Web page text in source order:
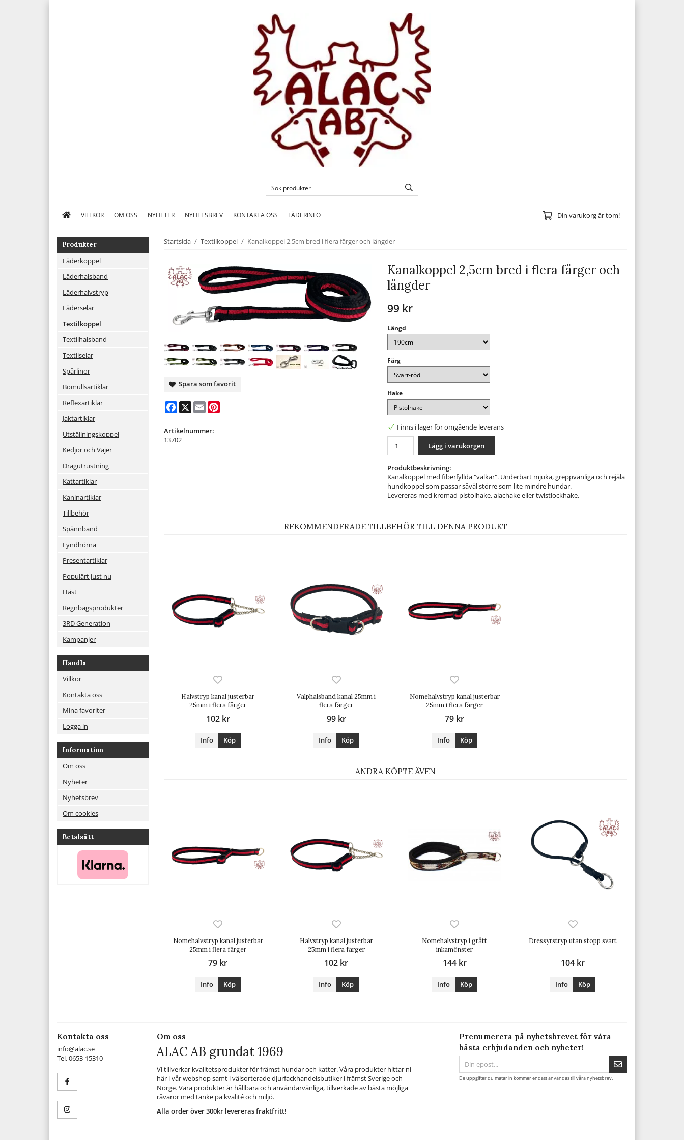
VILLKOR OM OSS NYHETER NYHETSBREV KONTAKTA OSS LÄDERINFO Din varukorg är tom!
Produkter
Läderkoppel
Läderhalsband
Läderhalvstryp
Läderselar
Textilkoppel
Textilhalsband
Textilselar
Spårlinor
Bomullsartiklar
Reflexartiklar
Jaktartiklar
Utställningskoppel
Kedjor och Vajer
Dragutrustning
Kattartiklar
Kaninartiklar
Tillbehör
Spännband
Fyndhörna
Presentartiklar
Populärt just nu
Häst
Regnbågsprodukter
3RD Generation
Kampanjer
Handla
Villkor
Kontakta oss
Mina favoriter
Logga in
Information
Om oss
Nyheter
Nyhetsbrev
Om cookies
Betalsätt
Startsida / Textilkoppel / Kanalkoppel 2,5cm bred i flera färger och längder
Kanalkoppel 2,5cm bred i flera färger och
längder
99 kr
Längd
Färg
Hake
Finns i lager för omgående leverans
Lägg i varukorgen
Produktbeskrivning:
Kanalkoppel med fiberfyllda "valkar". Underbart mjuka, greppvänliga och rejäla
hundkoppel som passar såväl större som lite mindre hundar.
Levereras med kromad pistolhake, alachake eller twistlockhake.
Spara som favorit
Facebook
X Email
Artikelnummer:
13702
REKOMMENDERADE TILLBEHÖR TILL DENNA PRODUKT
Halvstryp kanal justerbar
25mm i flera färger
102 kr
Info Köp
Valphalsband kanal 25mm i
flera färger
99 kr
Info Köp
Nomehalvstryp kanal justerbar
25mm i flera färger
79 kr
Info Köp
ANDRA KÖPTE ÄVEN
Nomehalvstryp kanal justerbar
25mm i flera färger
79 kr
Info Köp
Halvstryp kanal justerbar
25mm i flera färger
102 kr
Info Köp
Nomehalvstryp i grått
inkamönster
144 kr
Info Köp
Dressyrstryp utan stopp svart
104 kr
Info Köp
Kontakta oss
info@alac.se
Tel. 0653-15310
Om oss
ALAC AB grundat 1969
Vi tillverkar kvalitetsprodukter för främst hundar och katter. Våra produkter hittar ni
här i vår webshop samt i välsorterade djurfackhandelsbutiker i främst Sverige och
Norge. Våra produkter är hållbara och användarvänliga, tillverkade av bästa möjliga
råvaror med tanke på kvalité och miljö.
Alla order över 300kr levereras fraktfritt!
Prenumerera på nyhetsbrevet för våra
bästa erbjudanden och nyheter!
De uppgifter du matar in kommer endast användas till våra nyhetsbrev.